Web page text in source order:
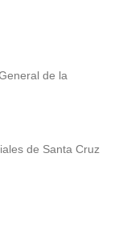
de la
de Santa Cruz